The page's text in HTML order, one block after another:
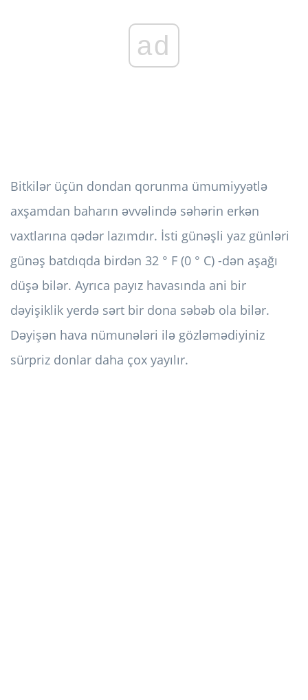
ad
Bitkilər üçün dondan qorunma ümumiyyətlə
axşamdan baharın əvvəlində səhərin erkən
vaxtlarına qədər lazımdır. İsti günəşli yaz günləri
günəş batdıqda birdən 32 ° F (0 ° C) -dən aşağı
düşə bilər. Ayrıca payız havasında ani bir
dəyişiklik yerdə sərt bir dona səbəb ola bilər.
Dəyişən hava nümunələri ilə gözləmədiyiniz
sürpriz donlar daha çox yayılır.